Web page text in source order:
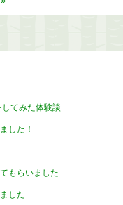
てみた体験談
した！
もらいました
した